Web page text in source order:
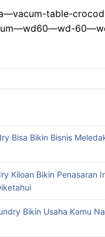
table-
Bisa Bikin Bisnis
Kiloan Bikin Penasaran
Bikin Usaha Kamu